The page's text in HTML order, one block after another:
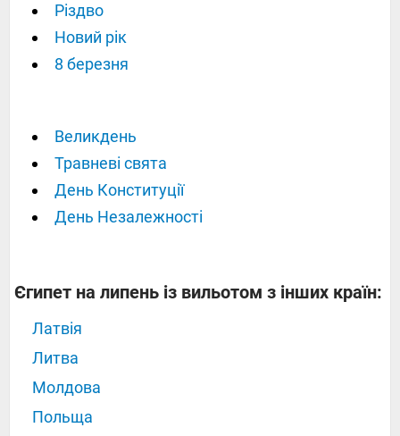
Різдво
Новий рік
8 березня
Великдень
Травневі свята
День Конституції
День Незалежності
Єгипет на липень із вильотом з інших країн:
Латвія
Литва
Молдова
Польща